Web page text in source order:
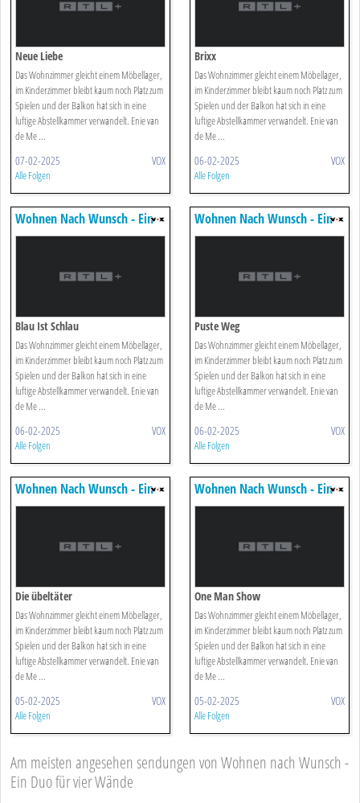
Neue Liebe
Das Wohnzimmer gleicht einem Möbellager,
im Kinderzimmer bleibt kaum noch Platz zum
Spielen und der Balkon hat sich in eine
luftige Abstellkammer verwandelt. Enie van
de Me ...
07-02-2025 VOX
Alle Folgen
Brixx
Das Wohnzimmer gleicht einem Möbellager,
im Kinderzimmer bleibt kaum noch Platz zum
Spielen und der Balkon hat sich in eine
luftige Abstellkammer verwandelt. Enie van
de Me ...
06-02-2025 VOX
Alle Folgen
Wohnen Nach Wunsch - Ein
Duo Für Vier Wände
Blau Ist Schlau
Das Wohnzimmer gleicht einem Möbellager,
im Kinderzimmer bleibt kaum noch Platz zum
Spielen und der Balkon hat sich in eine
luftige Abstellkammer verwandelt. Enie van
de Me ...
06-02-2025 VOX
Alle Folgen
Wohnen Nach Wunsch - Ein
Duo Für Vier Wände
Puste Weg
Das Wohnzimmer gleicht einem Möbellager,
im Kinderzimmer bleibt kaum noch Platz zum
Spielen und der Balkon hat sich in eine
luftige Abstellkammer verwandelt. Enie van
de Me ...
06-02-2025 VOX
Alle Folgen
Wohnen Nach Wunsch - Ein
Duo Für Vier Wände
Die übeltäter
Das Wohnzimmer gleicht einem Möbellager,
im Kinderzimmer bleibt kaum noch Platz zum
Spielen und der Balkon hat sich in eine
luftige Abstellkammer verwandelt. Enie van
de Me ...
05-02-2025 VOX
Alle Folgen
Wohnen Nach Wunsch - Ein
Duo Für Vier Wände
One Man Show
Das Wohnzimmer gleicht einem Möbellager,
im Kinderzimmer bleibt kaum noch Platz zum
Spielen und der Balkon hat sich in eine
luftige Abstellkammer verwandelt. Enie van
de Me ...
05-02-2025 VOX
Alle Folgen
Am meisten angesehen sendungen von Wohnen nach Wunsch -
Ein Duo für vier Wände